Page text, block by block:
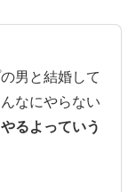
男と結婚して
なにやらない
るよっていう